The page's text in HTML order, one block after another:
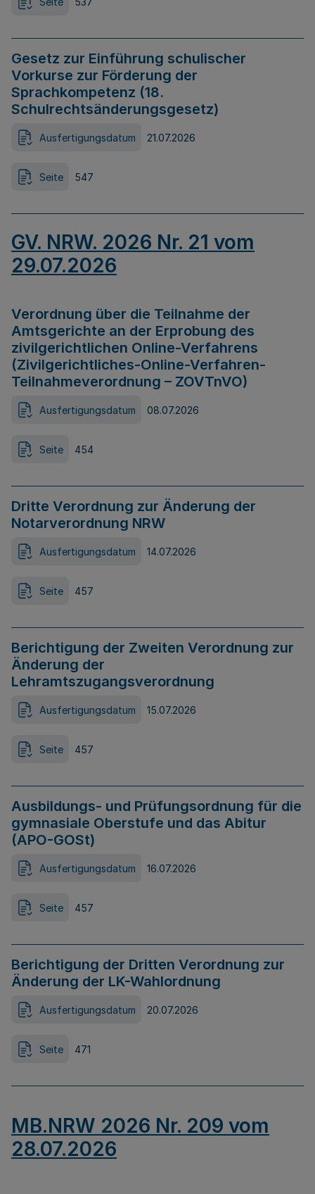
Gesetz zur Einführung schulischer
Vorkurse zur Förderung der
Sprachkompetenz (18.
Schulrechtsänderungsgesetz)
Ausfertigungsdatum 21.07.2026
Seite 547
GV. NRW. 2026 Nr. 21 vom
29.07.2026
Verordnung über die Teilnahme der
Amtsgerichte an der Erprobung des
zivilgerichtlichen Online-Verfahrens
(Zivilgerichtliches-Online-Verfahren-
Teilnahmeverordnung – ZOVTnVO)
Ausfertigungsdatum 08.07.2026
Seite 454
Dritte Verordnung zur Änderung der
Notarverordnung NRW
Ausfertigungsdatum 14.07.2026
Seite 457
Berichtigung der Zweiten Verordnung zur
Änderung der
Lehramtszugangsverordnung
Ausfertigungsdatum 15.07.2026
Seite 457
Ausbildungs- und Prüfungsordnung für die
gymnasiale Oberstufe und das Abitur
(APO-GOSt)
Ausfertigungsdatum 16.07.2026
Seite 457
Berichtigung der Dritten Verordnung zur
Änderung der LK-Wahlordnung
Ausfertigungsdatum 20.07.2026
Seite 471
MB.NRW 2026 Nr. 209 vom
28.07.2026